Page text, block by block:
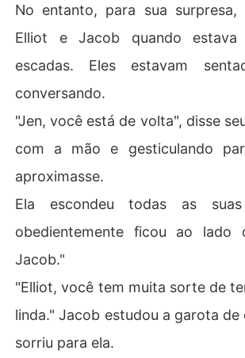
No entanto, para sua surpresa,
Elliot e Jacob quando estava
escadas. Eles estavam
conversando.
"Jen, você está de volta", disse
com a mão e gesticulando
aproximasse.
Ela escondeu todas as
obedientemente ficou ao lado
Jacob."
"Elliot, você tem muita sorte de
linda." Jacob estudou a garota de
sorriu para ela.